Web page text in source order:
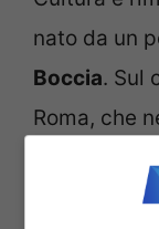
nato da un
Boccia. Sul
Roma, che
numerosi